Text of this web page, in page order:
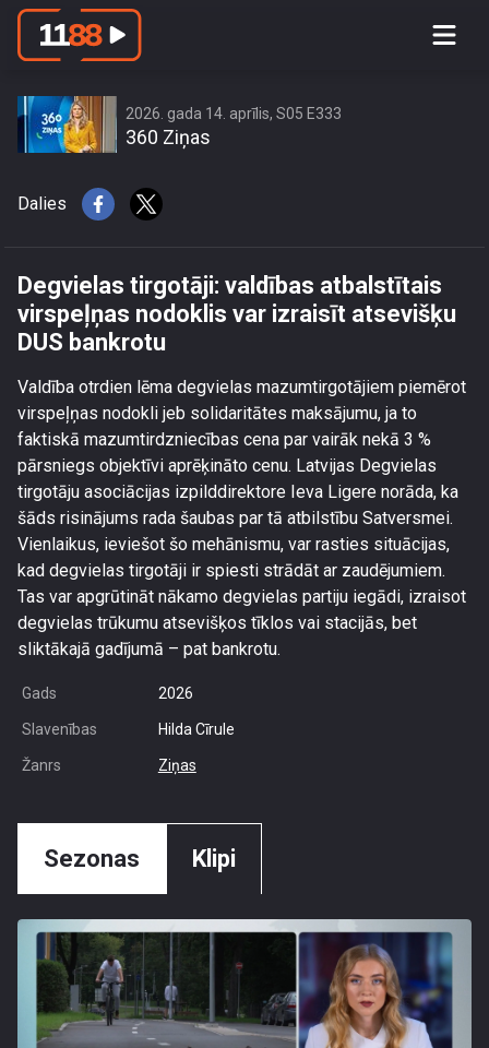
Degvielas tirgotāji: valdības atbalstītais
2026. gada 14. aprīlis, S05 E333
360 Ziņas
Dalies
Degvielas tirgotāji: valdības atbalstītais
virspeļņas nodoklis var izraisīt atsevišķu
DUS bankrotu
Valdība otrdien lēma degvielas mazumtirgotājiem piemērot
virspeļņas nodokli jeb solidaritātes maksājumu, ja to
faktiskā mazumtirdzniecības cena par vairāk nekā 3 %
pārsniegs objektīvi aprēķināto cenu. Latvijas Degvielas
tirgotāju asociācijas izpilddirektore Ieva Ligere norāda, ka
šāds risinājums rada šaubas par tā atbilstību Satversmei.
Vienlaikus, ieviešot šo mehānismu, var rasties situācijas,
kad degvielas tirgotāji ir spiesti strādāt ar zaudējumiem.
Tas var apgrūtināt nākamo degvielas partiju iegādi, izraisot
degvielas trūkumu atsevišķos tīklos vai stacijās, bet
sliktākajā gadījumā – pat bankrotu.
Gads 2026
Slavenības Hilda Cīrule
Žanrs Ziņas
Sezonas Klipi